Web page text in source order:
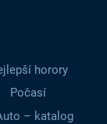
horory
Počasí
– katalog